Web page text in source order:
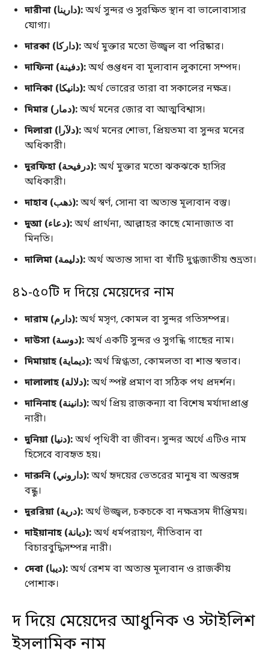
দারীনা (دارينا):অর্থ সুন্দর ও সুরক্ষিত স্থান বা ভালোবাসার
যোগ্য।
দারকা (داركا):অর্থ মুক্তার মতো উজ্জ্বল বা পরিষ্কার।
দাফিনা (دفينة):অর্থ গুপ্তধন বা মূল্যবান লুকানো সম্পদ।
দানিকা (دانيكا):অর্থ ভোরের তারা বা সকালের নক্ষত্র।
দিমার (دمار):অর্থ মনের জোর বা আত্মবিশ্বাস।
দিলারা (دلآرا):অর্থ মনের শোভা, প্রিয়তমা বা সুন্দর মনের
অধিকারী।
দুরফিহা (درفيحة):অর্থ মুক্তার মতো ঝকঝকে হাসির
অধিকারী।
দাহাব (ذهب):অর্থ স্বর্ণ, সোনা বা অত্যন্ত মূল্যবান বস্তু।
দুআ (دعاء):অর্থ প্রার্থনা, আল্লাহর কাছে মোনাজাত বা
মিনতি।
দালিমা (دليمة):অর্থ অত্যন্ত সাদা বা খাঁটি দুগ্ধজাতীয় শুভ্রতা।
৪১-৫০টি দ দিয়ে মেয়েদের নাম
দারাম (دارم):অর্থ মসৃণ, কোমল বা সুন্দর গতিসম্পন্ন।
দাউসা (دوسة):অর্থ একটি সুন্দর ও সুগন্ধি গাছের নাম।
দিমায়াহ (ديماية):অর্থ স্নিগ্ধতা, কোমলতা বা শান্ত স্বভাব।
দালালাহ (دلالة):অর্থ স্পষ্ট প্রমাণ বা সঠিক পথ প্রদর্শন।
দানিনাহ (دانينة):অর্থ প্রিয় রাজকন্যা বা বিশেষ মর্যাদাপ্রাপ্ত
নারী।
দুনিয়া (دنيا):অর্থ পৃথিবী বা জীবন। সুন্দর অর্থে এটিও নাম
হিসেবে ব্যবহৃত হয়।
দারুনি (داروني):অর্থ হৃদয়ের ভেতরের মানুষ বা অন্তরঙ্গ
বন্ধু।
দুররিয়া (درية):অর্থ উজ্জ্বল, চকচকে বা নক্ষত্রসম দীপ্তিময়।
দাইয়ানাহ (ديانة):অর্থ ধর্মপরায়ণ, নীতিবান বা
বিচারবুদ্ধিসম্পন্ন নারী।
দেবা (ديبا):অর্থ রেশম বা অত্যন্ত মূল্যবান ও রাজকীয়
পোশাক।
দ দিয়ে মেয়েদের আধুনিক ও স্টাইলিশ
ইসলামিক নাম